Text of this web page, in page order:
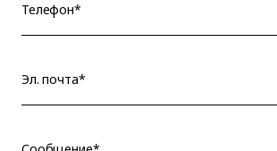
Телефон*
Эл. почта*